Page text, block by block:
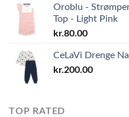
Oroblu -
Top - Light Pink
kr.80.00
CeLaVi Drenge
kr.200.00
TOP RATED